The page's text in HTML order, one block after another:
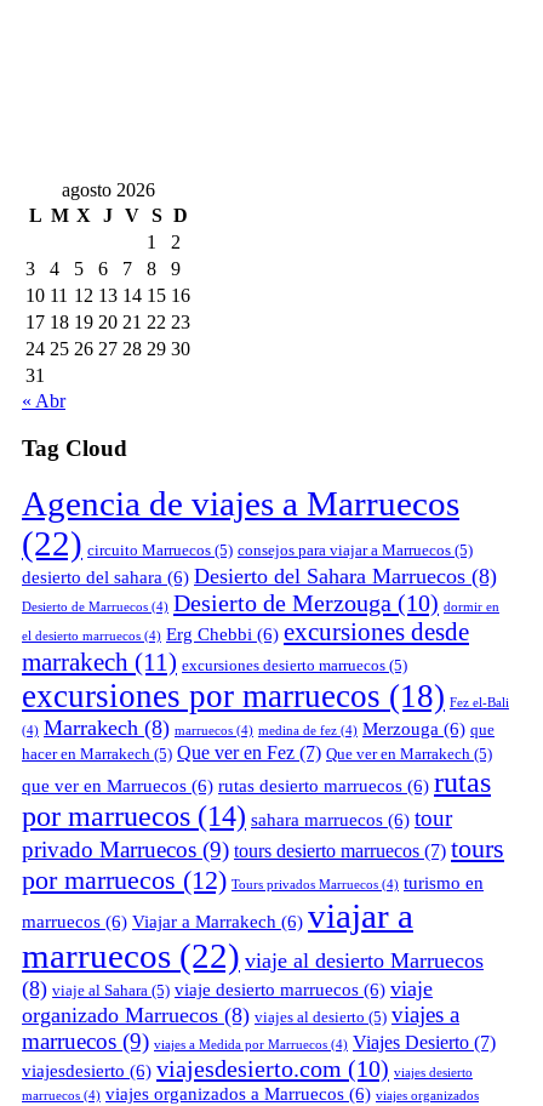
agosto 2026
L M X J V S D
1
2
3
4 5 6 7 8
9
10 11 12 13 14 15 16
17 18 19 20 21 22 23
24 25 26 27 28 29 30
31
« Abr
Tag Cloud
Agencia de viajes a Marruecos
(22) circuito Marruecos (5) consejos para viajar a Marruecos (5)
desierto del sahara (6) Desierto del Sahara Marruecos (8)
Desierto de Marruecos (4) Desierto de Merzouga (10) dormir en
el desierto marruecos (4) Erg Chebbi (6) excursiones desde
marrakech (11) excursiones desierto marruecos (5)
excursiones por marruecos (18) Fez el-Bali
(4) Marrakech (8) marruecos (4) medina de fez (4) Merzouga (6) que
hacer en Marrakech (5) Que ver en Fez (7) Que ver en Marrakech (5)
que ver en Marruecos (6) rutas desierto marruecos (6) rutas
por marruecos (14) sahara marruecos (6) tour
privado Marruecos (9) tours desierto marruecos (7) tours
por marruecos (12) Tours privados Marruecos (4) turismo en
marruecos (6) Viajar a Marrakech (6) viajar a
marruecos (22) viaje al desierto Marruecos
(8) viaje al Sahara (5) viaje desierto marruecos (6) viaje
organizado Marruecos (8) viajes al desierto (5) viajes a
marruecos (9) viajes a Medida por Marruecos (4) Viajes Desierto (7)
viajesdesierto (6) viajesdesierto.com (10) viajes desierto
marruecos (4) viajes organizados a Marruecos (6) viajes organizados